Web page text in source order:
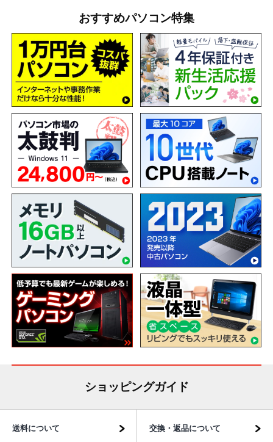
おすすめパソコン特集
ショッピングガイド
送料について 交換・返品について